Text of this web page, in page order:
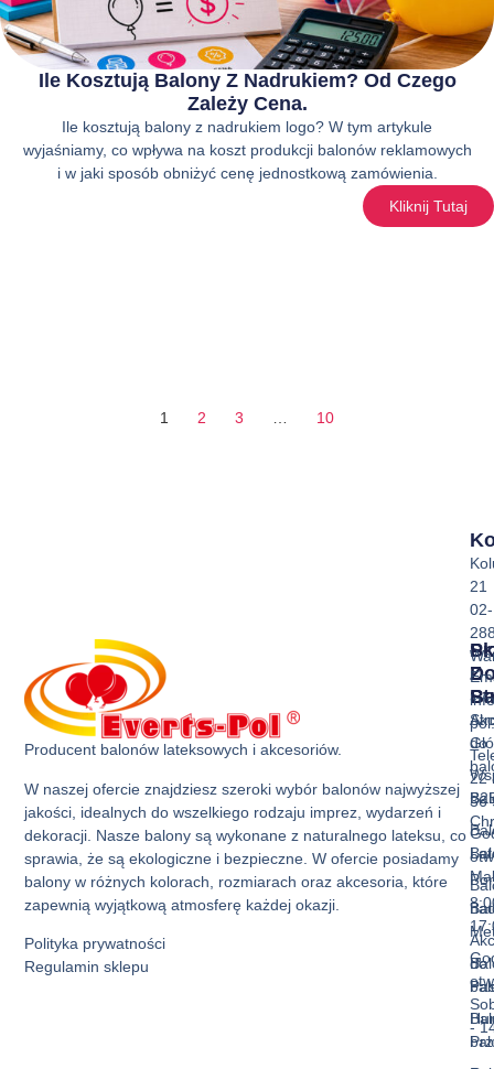
Ile Kosztują Balony Z Nadrukiem? Od Czego
Zależy Cena.
Ile kosztują balony z nadrukiem logo? W tym artykule
wyjaśniamy, co wpływa na koszt produkcji balonów reklamowych
i w jaki sposób obniżyć cenę jednostkową zamówienia.
Kliknij Tutaj
1 2 3 10
Producent balonów lateksowych i akcesoriów.
W naszej ofercie znajdziesz szeroki wybór balonów najwyższej
jakości, idealnych do wszelkiego rodzaju imprez, wydarzeń i
dekoracji. Nasze balony są wykonane z naturalnego lateksu, co
sprawia, że są ekologiczne i bezpieczne. W ofercie posiadamy
balony w różnych kolorach, rozmiarach oraz akcesoria, które
zapewnią wyjątkową atmosferę każdej okazji.
Polityka prywatności
Regulamin sklepu
Z
do
do
21
02-
22
36
-